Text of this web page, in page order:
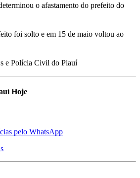
o afastamento do prefeito do
foi solto e em 15 de maio voltou ao
e Polícia Civil do Piauí
Hoje
pelo WhatsApp